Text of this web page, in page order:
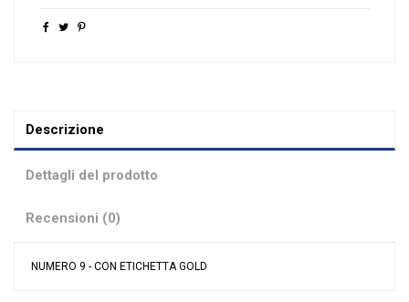
Descrizione
Dettagli del prodotto
Recensioni (0)
NUMERO 9 - CON ETICHETTA GOLD